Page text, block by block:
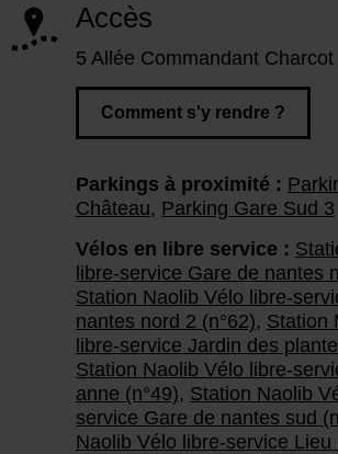
Accès
5 Allée Commandant
Comment s'y rendre ?
Parkings à proximité :
Château, Parking Gare Sud 3
Vélos en libre service :
libre-service Gare de nantes
Station Naolib Vélo libre-
nantes nord 2 (n°62), Station
libre-service Jardin des
Station Naolib Vélo libre-
anne (n°49), Station Naolib
service Gare de nantes sud
Naolib Vélo libre-service Lieu